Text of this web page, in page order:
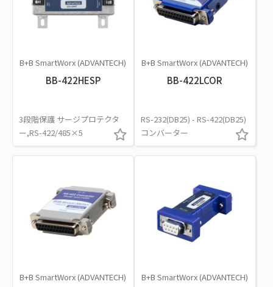
B+B SmartWorx (ADVANTECH)
BB-422HESP
3段階保護 サージプロテクタ
ー,RS-422/485×5
B+B SmartWorx (ADVANTECH)
BB-422LCOR
RS-232(DB25) - RS-422(DB25)
コンバーター
B+B SmartWorx (ADVANTECH) B+B SmartWorx (ADVANTECH)